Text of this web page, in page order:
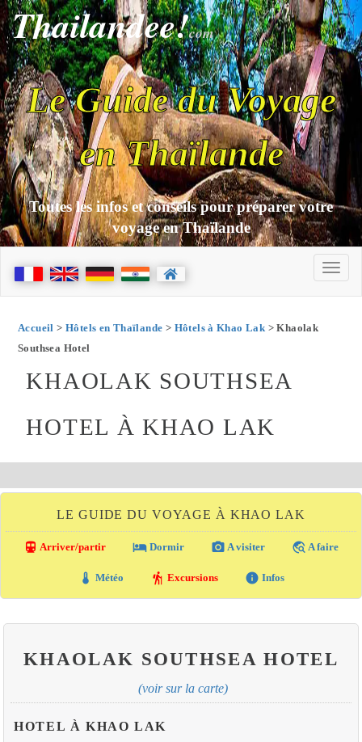
Thailandee!com
Le Guide du Voyage
en Thaïlande
Toutes les infos et conseils pour préparer votre
voyage en Thaïlande
Accueil > Hôtels en Thaïlande > Hôtels à Khao Lak > Khaolak
Southsea Hotel
KHAOLAK SOUTHSEA
HOTEL À KHAO LAK
LE GUIDE DU VOYAGE À KHAO LAK
directions_transit Arriver/partir local_hotel Dormir photo_camera A visiter travel_explore A faire
thermostat Météo hiking Excursions info Infos
KHAOLAK SOUTHSEA HOTEL
(voir sur la carte)
HOTEL À KHAO LAK